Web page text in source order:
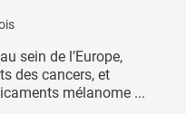
sein de l’Europe,
des cancers, et
mélanome ...